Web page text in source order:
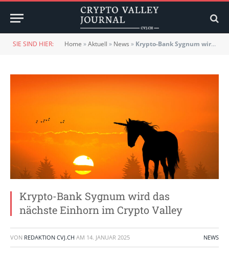
SIE SIND HIER: Home »Aktuell » News » Krypto-Bank Sygnum wird das nächste Einhorn im Crypto Valley
Krypto-Bank Sygnum wird das
nächste Einhorn im Crypto Valley
VON REDAKTION CVJ.CH AM 14. JANUAR 2025 NEWS